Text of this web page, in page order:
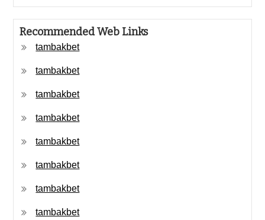
Recommended Web Links
tambakbet
tambakbet
tambakbet
tambakbet
tambakbet
tambakbet
tambakbet
tambakbet